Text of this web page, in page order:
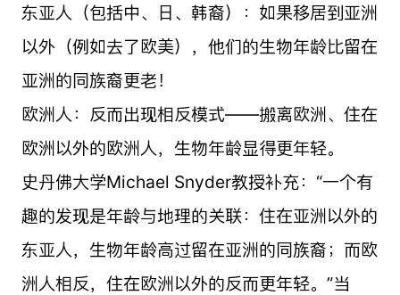
东亚人（包括中、日、韩裔）：如果移居到亚洲
以外（例如去了欧美），他们的生物年龄比留在
亚洲的同族裔更老！
欧洲人：反而出现相反模式——搬离欧洲、住在
欧洲以外的欧洲人，生物年龄显得更年轻。
史丹佛大学Michael Snyder教授补充：“一个有
趣的发现是年龄与地理的关联：住在亚洲以外的
东亚人，生物年龄高过留在亚洲的同族裔；而欧
洲人相反，住在欧洲以外的反而更年轻。”当